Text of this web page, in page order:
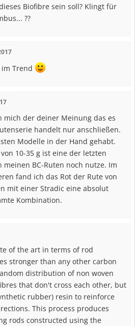
Biofibre sein soll? Klingt für
??
Trend
mich der deiner Meinung das es
handelt nur anschließen.
Modelle in der Hand gehabt.
10-35 g ist eine der letzten
BC-Ruten noch nutze. Im
fand ich das Rot der Rute von
mit einer Stradic eine absolut
Kombination.
of the art in terms of rod
stronger than any other carbon
distribution of non woven
that don't cross each other, but
rubber) resin to reinforce
This process produces
rods constructed using the